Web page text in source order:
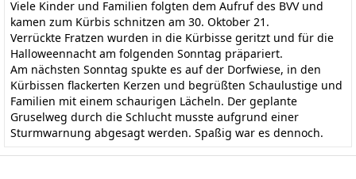
Viele Kinder und Familien folgten dem Aufruf des BVV und
kamen zum Kürbis schnitzen am 30. Oktober 21.
Verrückte Fratzen wurden in die Kürbisse geritzt und für die
Halloweennacht am folgenden Sonntag präpariert.
Am nächsten Sonntag spukte es auf der Dorfwiese, in den
Kürbissen flackerten Kerzen und begrüßten Schaulustige und
Familien mit einem schaurigen Lächeln. Der geplante
Gruselweg durch die Schlucht musste aufgrund einer
Sturmwarnung abgesagt werden. Spaßig war es dennoch.